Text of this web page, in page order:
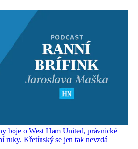
boje o West Ham United, právnické
ruky. Křetínský se jen tak nevzdá